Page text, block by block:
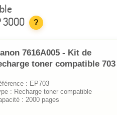
3000
?
7616A005 - Kit de
toner compatible 703
: EP703
: Recharge toner compatible
: 2000 pages